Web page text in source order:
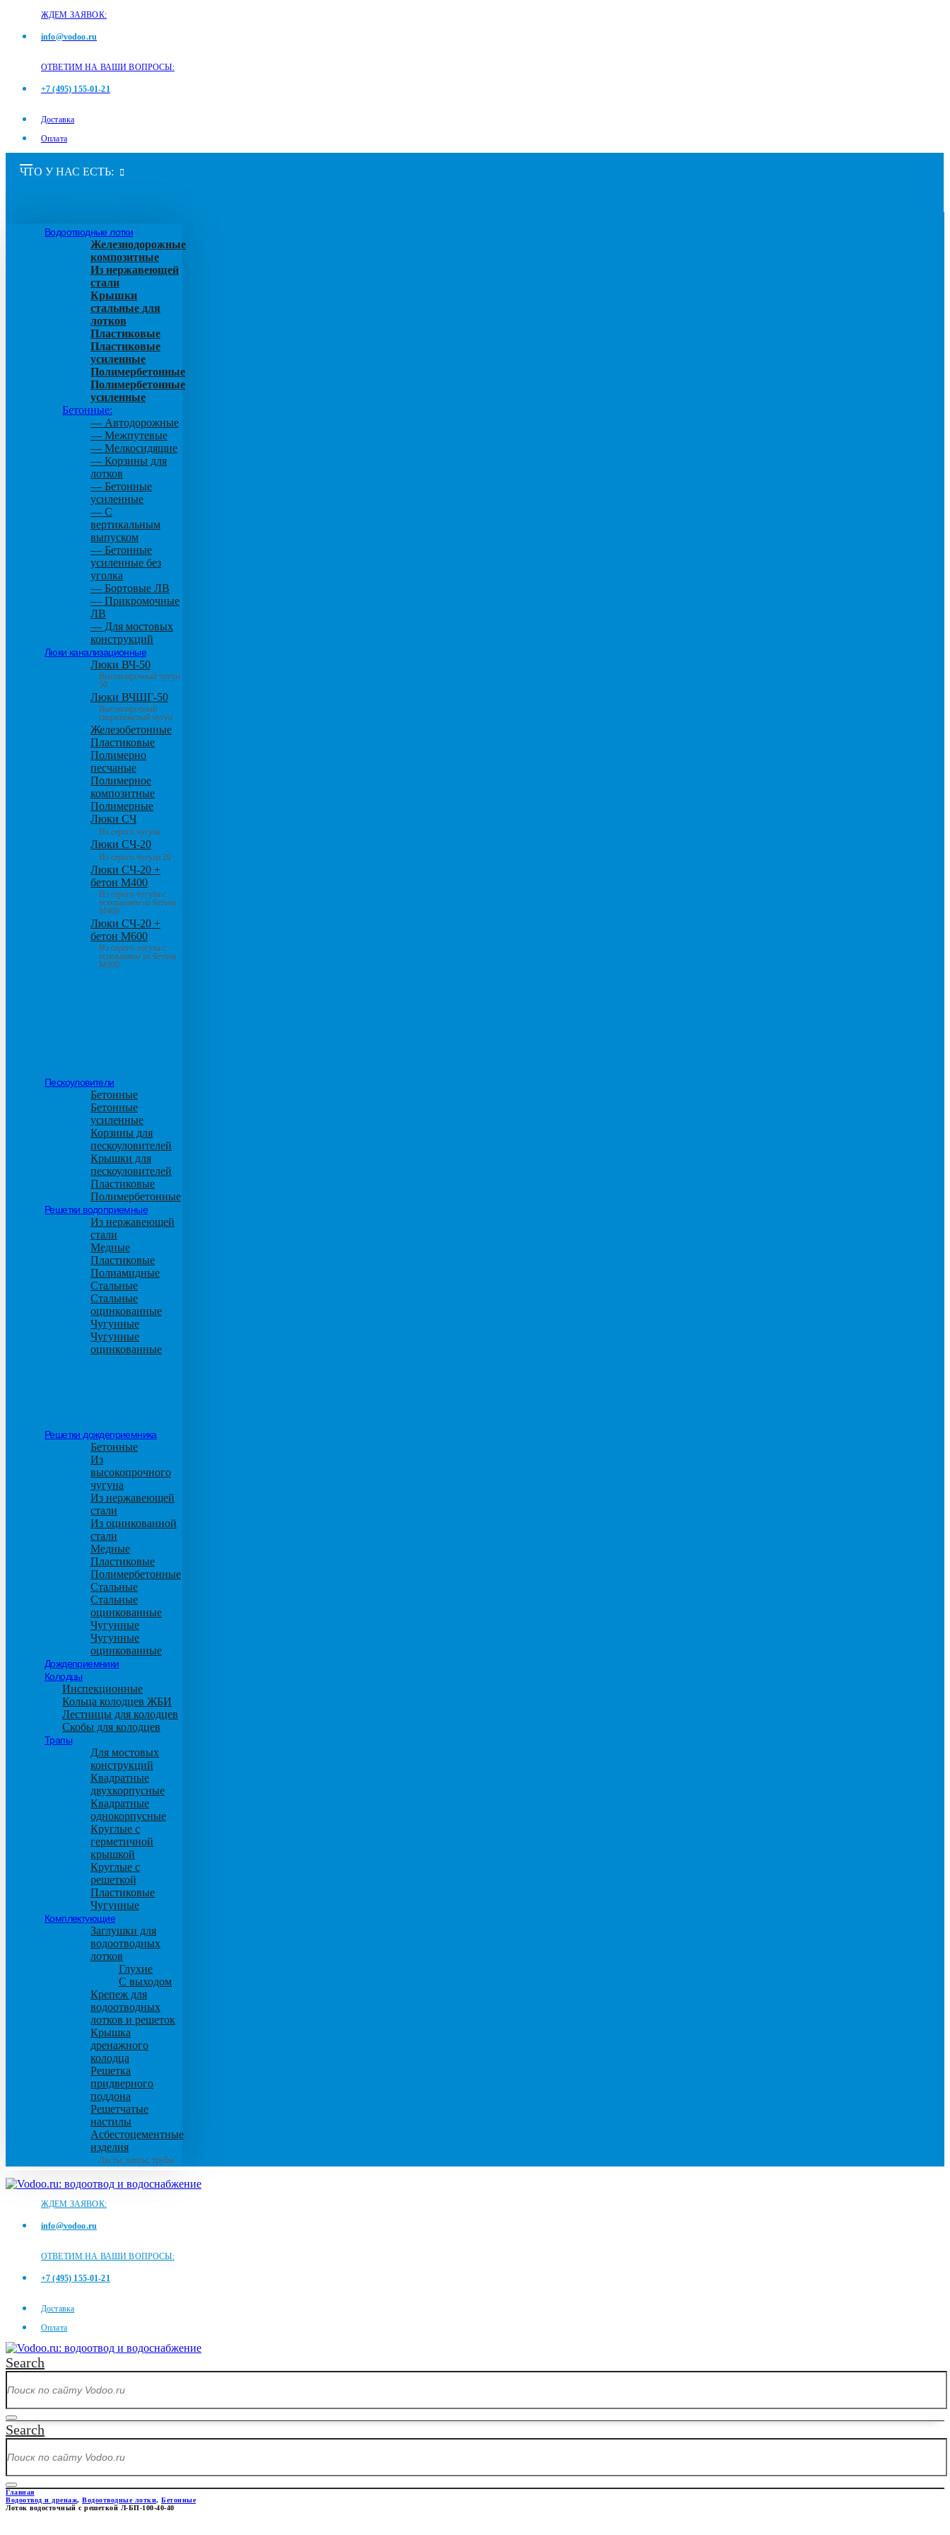
ЖДЕМ ЗАЯВОК:
info@vodoo.ru
ОТВЕТИМ НА ВАШИ ВОПРОСЫ:
+7 (495) 155-01-21
Доставка
Оплата
ЧТО У НАС ЕСТЬ:
Водоотводные лотки
Железнодорожные
композитные
Из нержавеющей
стали
Крышки
стальные для
лотков
Пластиковые
Пластиковые
усиленные
Полимербетонные
Полимербетонные
усиленные
Бетонные:
— Автодорожные
— Межпутевые
— Мелкосидящие
— Корзины для
лотков
— Бетонные
усиленные
— С
вертикальным
выпуском
— Бетонные
усиленные без
уголка
— Бортовые ЛВ
— Прикромочные
ЛВ
— Для мостовых
конструкций
Люки канализационные
Люки ВЧ-50
Высокопрочный чугун
50
Люки ВЧШГ-50
Высокопрочный
сверхтяжелый чугун
Железобетонные
Пластиковые
Полимерно
песчаные
Полимерное
композитные
Полимерные
Люки СЧ
Из серого чугуна
Люки СЧ-20
Из серого чугуна 20
Люки СЧ-20 +
бетон М400
Из серого чугуна с
основанием из бетона
М400
Люки СЧ-20 +
бетон М600
Из серого чугуна с
основанием из бетона
М600
Пескоуловители
Бетонные
Бетонные
усиленные
Корзины для
пескоуловителей
Крышки для
пескоуловителей
Пластиковые
Полимербетонные
Решетки водоприемные
Из нержавеющей
стали
Медные
Пластиковые
Полиамидные
Стальные
Стальные
оцинкованные
Чугунные
Чугунные
оцинкованные
Решетки дождеприемника
Бетонные
Из
высокопрочного
чугуна
Из нержавеющей
стали
Из оцинкованной
стали
Медные
Пластиковые
Полимербетонные
Стальные
Стальные
оцинкованные
Чугунные
Чугунные
оцинкованные
Дождеприемники
Колодцы
Инспекционные
Кольца колодцев ЖБИ
Лестницы для колодцев
Скобы для колодцев
Трапы
Для мостовых
конструкций
Квадратные
двухкорпусные
Квадратные
однокорпусные
Круглые с
герметичной
крышкой
Круглые с
решеткой
Пластиковые
Чугунные
Комплектующие
Заглушки для
водоотводных
лотков
Глухие
С выходом
Крепеж для
водоотводных
лотков и решеток
Крышка
дренажного
колодца
Решетка
придверного
поддона
Решетчатые
настилы
Асбестоцементные
изделия
Листы, плиты, трубы
ЖДЕМ ЗАЯВОК:
info@vodoo.ru
ОТВЕТИМ НА ВАШИ ВОПРОСЫ:
+7 (495) 155-01-21
Доставка
Оплата
Search
Search
Главная
Водоотвод и дренаж, Водоотводные лотки, Бетонные
Лоток водосточный с решеткой Л-БП-100-40-40